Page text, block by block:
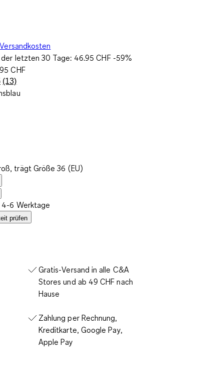
Versandkosten
letzten 30 Tage: 46.95 CHF-59%
CHF
13
Bewertungen
(13)
trägt Größe 36 (EU)
6 Werktage
prüfen
Gratis-Versand in alle C&A
Stores und ab 49 CHF nach
Hause
Zahlung per Rechnung,
Kreditkarte, Google Pay,
Apple Pay